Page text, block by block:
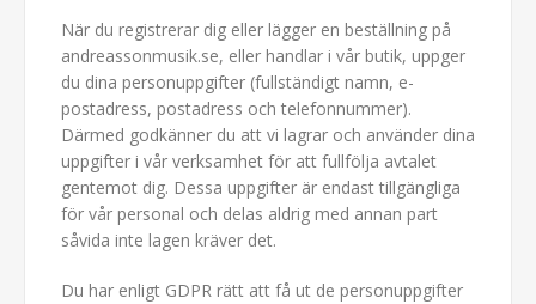
När du registrerar dig eller lägger en beställning på
andreassonmusik.se, eller handlar i vår butik, uppger
du dina personuppgifter (fullständigt namn, e-
postadress, postadress och telefonnummer).
Därmed godkänner du att vi lagrar och använder dina
uppgifter i vår verksamhet för att fullfölja avtalet
gentemot dig. Dessa uppgifter är endast tillgängliga
för vår personal och delas aldrig med annan part
såvida inte lagen kräver det.
Du har enligt GDPR rätt att få ut de personuppgifter